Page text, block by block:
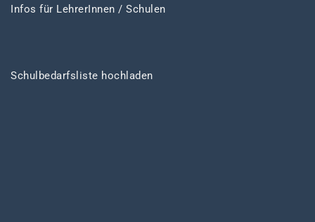
Infos für LehrerInnen / Schulen
Schulbedarfsliste hochladen